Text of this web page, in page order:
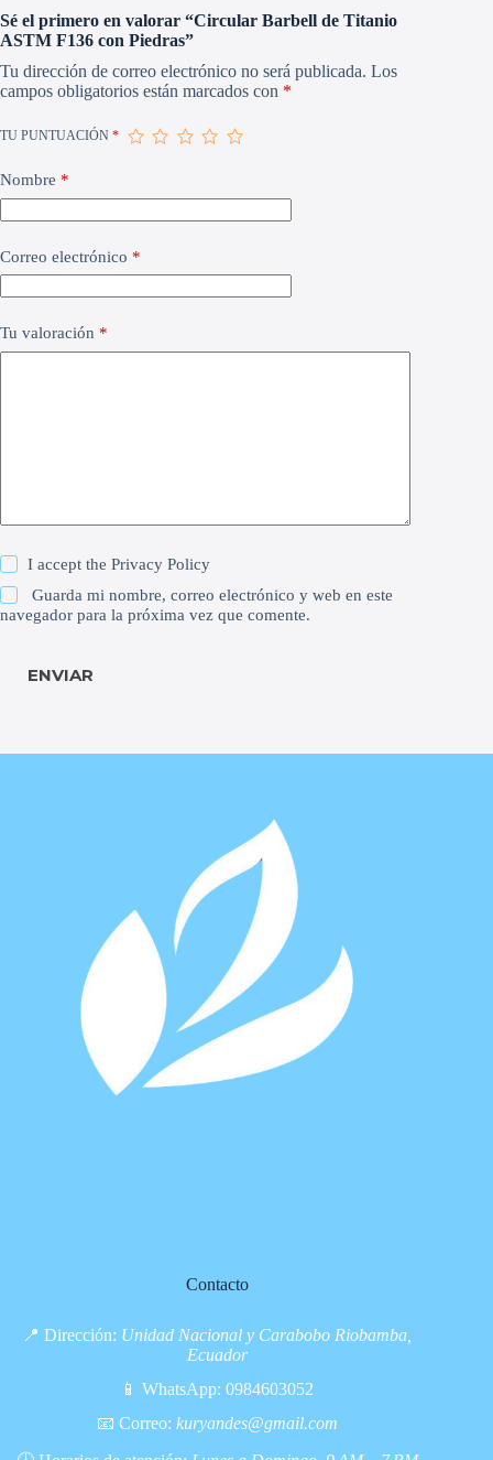
Sé el primero en valorar “Circular Barbell de Titanio
ASTM F136 con Piedras”
Tu dirección de correo electrónico no será publicada. Los
campos obligatorios están marcados con *
TU PUNTUACIÓN *
Nombre *
Correo electrónico *
Tu valoración *
I accept thePrivacy Policy
Guarda mi nombre, correo electrónico y web en este
navegador para la próxima vez que comente.
ENVIAR
Contacto
📍 Dirección: Unidad Nacional y Carabobo Riobamba,
Ecuador
📱 WhatsApp:0984603052
📧 Correo: kuryandes@gmail.com